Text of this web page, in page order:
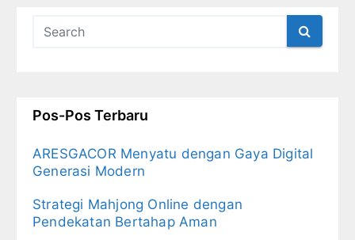
Pos-Pos Terbaru
ARESGACOR Menyatu dengan Gaya Digital
Generasi Modern
Strategi Mahjong Online dengan
Pendekatan Bertahap Aman